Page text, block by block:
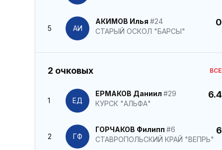
5 АИ
АКИМОВ Илья #24
СТАРЫЙ ОСКОЛ "БАРСЫ"
0
2 очковых ВСЕ
1 ЕД
ЕРМАКОВ Даниил #29
КУРСК "АЛЬФА"
6.4
2 ГФ
ГОРЧАКОВ Филипп #6
СТАВРОПОЛЬСКИЙ КРАЙ "ВЕПРЬ"
6